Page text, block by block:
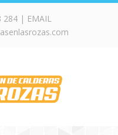
284 | EMAIL